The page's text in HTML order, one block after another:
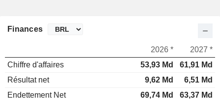
Finances
2026 *
2027 *
Chiffre d'affaires
53,93 Md
61,91 Md
Résultat net
9,62 Md
6,51 Md
Endettement Net
69,74 Md 63,37 Md